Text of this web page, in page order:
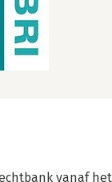
vanaf